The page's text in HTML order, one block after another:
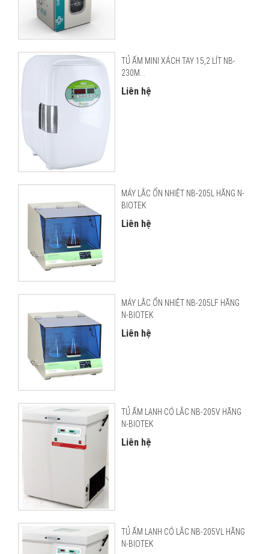
TỦ ẤM MINI XÁCH TAY 15,2 LÍT NB-
230M...
Liên hệ
MÁY LẮC ỔN NHIỆT NB-205L HÃNG N-
BIOTEK
Liên hệ
MÁY LẮC ỔN NHIỆT NB-205LF HÃNG
N-BIOTEK
Liên hệ
TỦ ẤM LẠNH CÓ LẮC NB-205V HÃNG
N-BIOTEK
Liên hệ
TỦ ẤM LẠNH CÓ LẮC NB-205VL HÃNG
N-BIOTEK